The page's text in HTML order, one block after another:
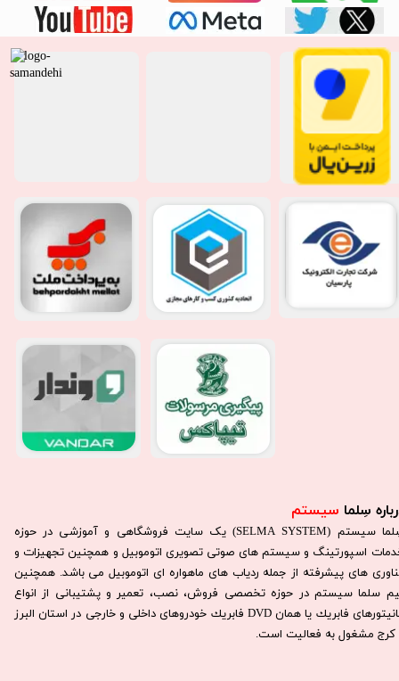
سِلما سیستم​​​​​​​
سِلما سيستم (SELMA SYSTEM) یک سایت فروشگاهی و آموزشی در حوزه
اسپورتینگ و سیستم های صوتی تصویری اتوموبیل و همچنین تجهیزات و
های پیشرفته از جمله ردیاب های ماهواره ای اتوموبیل می باشد. همچنين
سلما سيستم در حوزه تخصصی فروش، نصب، تعمير و پشتيبانی از انواع
مانيتورهای فابريك يا همان DVD فابريك خودروهای داخلی و خارجی در استان البرز
كرج مشغول به فعاليت است.​​​​​​​